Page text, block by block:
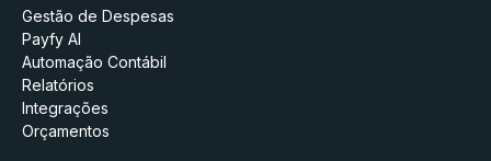
Gestão de Despesas
Payfy AI
Automação Contábil
Relatórios
Integrações
Orçamentos